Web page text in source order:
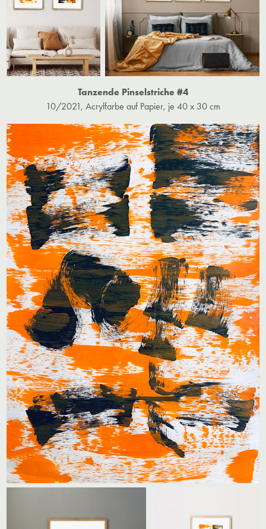
Tanzende Pinselstriche #4
10/2021, Acrylfarbe auf Papier, je 40 x 30 cm